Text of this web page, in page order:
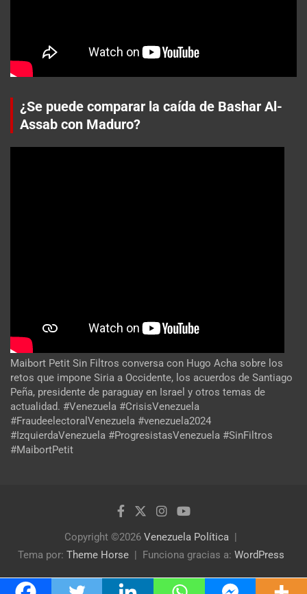
¿Se puede comparar la caída de Bashar Al-
Assab con Maduro?
Maibort Petit Sin Filtros conversa con Hugo Acha sobre los
retos que impone Siria a Occidente, los acuerdos de Santiago
Peña, presidente de paraguay en Israel y otros temas de
actualidad. #Venezuela #CrisisVenezuela
#FraudeelectoralVenezuela #venezuela2024
#IzquierdaVenezuela #ProgresistasVenezuela #SinFiltros
#MaibortPetit
Copyright ©2026 Venezuela Política
Tema por: Theme Horse Funciona gracias a: WordPress